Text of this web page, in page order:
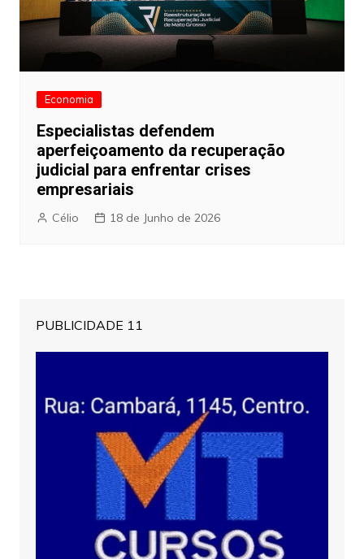
Economia
Especialistas defendem
aperfeiçoamento da recuperação
judicial para enfrentar crises
empresariais
Célio 18 de Junho de 2026
PUBLICIDADE 11